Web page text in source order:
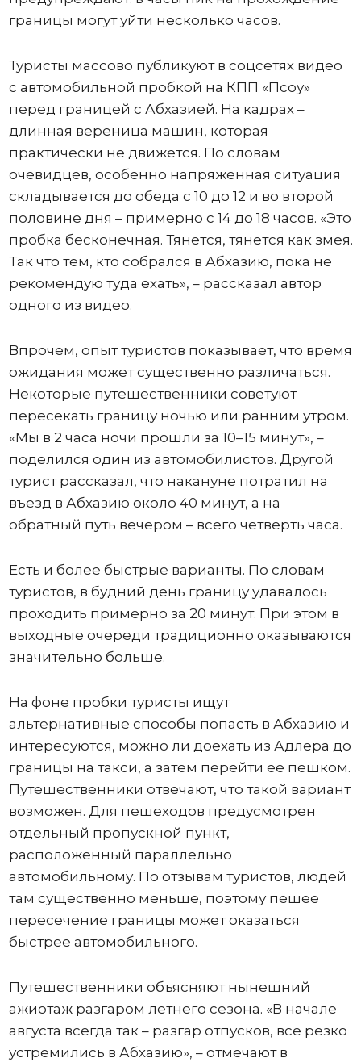
границы могут уйти несколько часов.
Туристы массово публикуют в соцсетях видео
с автомобильной пробкой на КПП «Псоу»
перед границей с Абхазией. На кадрах –
длинная вереница машин, которая
практически не движется. По словам
очевидцев, особенно напряженная ситуация
складывается до обеда с 10 до 12 и во второй
половине дня – примерно с 14 до 18 часов. «Это
пробка бесконечная. Тянется, тянется как змея.
Так что тем, кто собрался в Абхазию, пока не
рекомендую туда ехать», – рассказал автор
одного из видео.
Впрочем, опыт туристов показывает, что время
ожидания может существенно различаться.
Некоторые путешественники советуют
пересекать границу ночью или ранним утром.
«Мы в 2 часа ночи прошли за 10–15 минут», –
поделился один из автомобилистов. Другой
турист рассказал, что накануне потратил на
въезд в Абхазию около 40 минут, а на
обратный путь вечером – всего четверть часа.
Есть и более быстрые варианты. По словам
туристов, в будний день границу удавалось
проходить примерно за 20 минут. При этом в
выходные очереди традиционно оказываются
значительно больше.
На фоне пробки туристы ищут
альтернативные способы попасть в Абхазию и
интересуются, можно ли доехать из Адлера до
границы на такси, а затем перейти ее пешком.
Путешественники отвечают, что такой вариант
возможен. Для пешеходов предусмотрен
отдельный пропускной пункт,
расположенный параллельно
автомобильному. По отзывам туристов, людей
там существенно меньше, поэтому пешее
пересечение границы может оказаться
быстрее автомобильного.
Путешественники объясняют нынешний
ажиотаж разгаром летнего сезона. «В начале
августа всегда так – разгар отпусков, все резко
устремились в Абхазию», – отмечают в